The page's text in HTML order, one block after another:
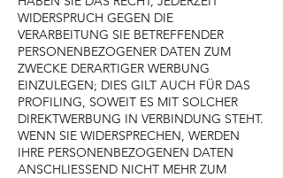
WIDERSPRUCH GEGEN DIE
VERARBEITUNG SIE BETREFFENDER
PERSONENBEZOGENER DATEN ZUM
ZWECKE DERARTIGER WERBUNG
EINZULEGEN; DIES GILT AUCH FÜR DAS
PROFILING, SOWEIT ES MIT SOLCHER
DIREKTWERBUNG IN VERBINDUNG STEHT.
WENN SIE WIDERSPRECHEN, WERDEN
IHRE PERSONENBEZOGENEN DATEN
ANSCHLIESSEND NICHT MEHR ZUM